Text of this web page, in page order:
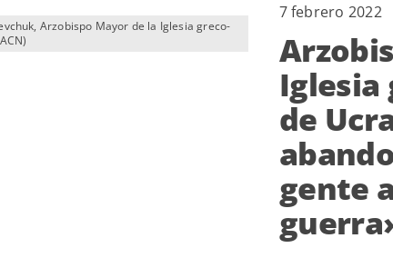
Arzobispo Mayor de la Iglesia greco-
7 febrero 2022
Iglesia
de
gente